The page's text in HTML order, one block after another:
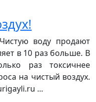
воду продают
в 10 раз больше. В
раз токсичнее
на чистый воздух.
...